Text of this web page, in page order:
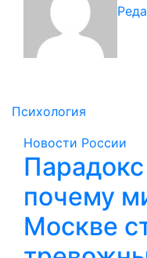
Психология
Новости России
почему
Москве